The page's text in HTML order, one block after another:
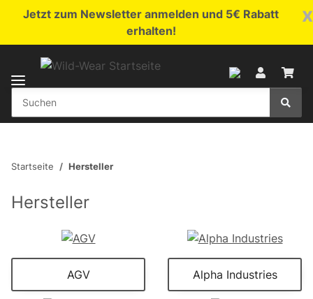
x
Jetzt zum Newsletter anmelden und 5€ Rabatt
erhalten!
Startseite Hersteller
Hersteller
AGV Alpha Industries